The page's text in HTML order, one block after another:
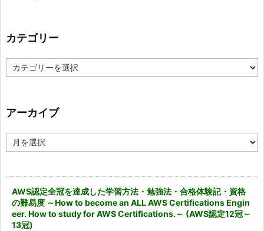
カテゴリー
テ
ー
アーカイブ
ー
AWS認定全冠を達成した学習方法・勉強法・合格体験記・資格
の難易度 ～How to become an ALL AWS Certifications Engin
eer. How to study for AWS Certifications.～ (AWS認定12冠～
13冠)